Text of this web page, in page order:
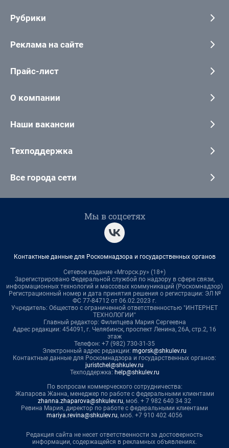
Рубрики
Реклама на сайте
Прайс-лист
О компании
Наши вакансии
Техподдержка
Все города сети
Мы в соцсетях
Контактные данные для Роскомнадзора и государственных органов
Сетевое издание «Мгорск.ру» (18+)
Зарегистрировано Федеральной службой по надзору в сфере связи,
информационных технологий и массовых коммуникаций (Роскомнадзор)
Регистрационный номер и дата принятия решения о регистрации: ЭЛ №
ФС 77-84712 от 06.02.2023 г.
Учредитель: Общество с ограниченной ответственностью "ИНТЕРНЕТ
ТЕХНОЛОГИИ"
Главный редактор: Филипцева Мария Сергеевна
Адрес редакции: 454091, г. Челябинск, проспект Ленина, 26А, стр.2, 16
этаж
Телефон: +7 (982) 730-31-35
Электронный адрес редакции: mgorsk@shkulev.ru
Контактные данные для Роскомнадзора и государственных органов:
juristchel@shkulev.ru
Техподдержка: help@shkulev.ru
По вопросам коммерческого сотрудничества:
Жапарова Жанна, менеджер по работе с федеральными клиентами
zhanna.zhaparova@shkulev.ru, моб. + 7 982 640 34 32
Ревина Мария, директор по работе с федеральными клиентами
mariya.revina@shkulev.ru, моб. +7 910 402 4056
Редакция сайта не несет ответственности за достоверность
информации, содержащейся в рекламных объявлениях.